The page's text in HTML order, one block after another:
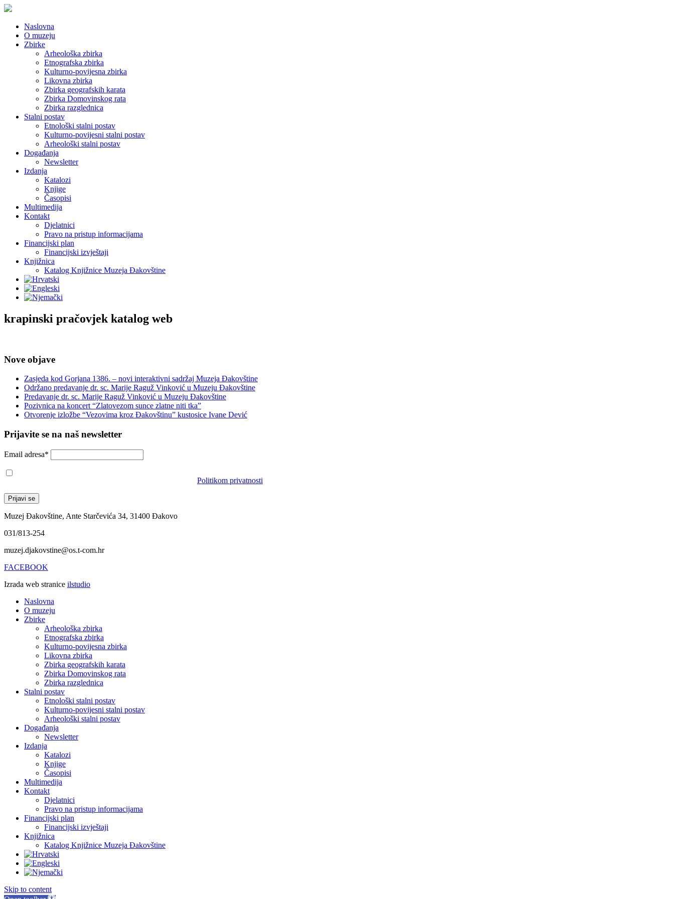
Naslovna
O muzeju
Zbirke
Arheološka zbirka
Etnografska zbirka
Kulturno-povijesna zbirka
Likovna zbirka
Zbirka geografskih karata
Zbirka Domovinskog rata
Zbirka razglednica
Stalni postav
Etnološki stalni postav
Kulturno-povijesni stalni postav
Arheološki stalni postav
Događanja
Newsletter
Izdanja
Katalozi
Knjige
Časopisi
Multimedija
Kontakt
Djelatnici
Pravo na pristup informacijama
Financijski plan
Financijski izvještaji
Knjižnica
Katalog Knjižnice Muzeja Đakovštine
krapinski pračovjek katalog web
Nove objave
Zasjeda kod Gorjana 1386. – novi interaktivni sadržaj Muzeja Đakovštine
Održano predavanje dr. sc. Marije Raguž Vinković u Muzeju Đakovštine
Predavanje dr. sc. Marije Raguž Vinković u Muzeju Đakovštine
Pozivnica na koncert “Zlatovezom sunce zlatne niti tka”
Otvorenje izložbe “Vezovima kroz Đakovštinu” kustosice Ivane Dević
Prijavite se na naš newsletter
Email adresa*
Politikom privatnosti
Muzej Đakovštine, Ante Starčevića 34, 31400 Đakovo
031/813-254
muzej.djakovstine@os.t-com.hr
FACEBOOK
Izrada web stranice ilstudio
Naslovna
O muzeju
Zbirke
Arheološka zbirka
Etnografska zbirka
Kulturno-povijesna zbirka
Likovna zbirka
Zbirka geografskih karata
Zbirka Domovinskog rata
Zbirka razglednica
Stalni postav
Etnološki stalni postav
Kulturno-povijesni stalni postav
Arheološki stalni postav
Događanja
Newsletter
Izdanja
Katalozi
Knjige
Časopisi
Multimedija
Kontakt
Djelatnici
Pravo na pristup informacijama
Financijski plan
Financijski izvještaji
Knjižnica
Katalog Knjižnice Muzeja Đakovštine
Skip to content